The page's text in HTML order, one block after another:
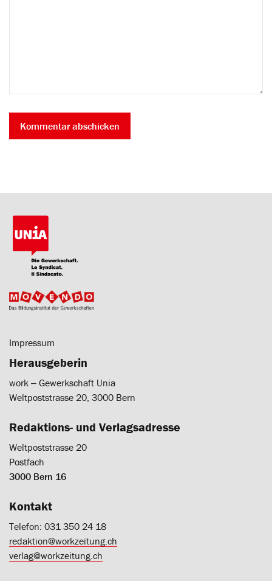
Impressum
Herausgeberin
work ‒ Gewerkschaft Unia
Weltpoststrasse 20, 3000 Bern
Redaktions- und Verlagsadresse
Weltpoststrasse 20
Postfach
3000 Bern 16
Kontakt
Telefon: 031 350 24 18
redaktion@workzeitung.ch
verlag@workzeitung.ch